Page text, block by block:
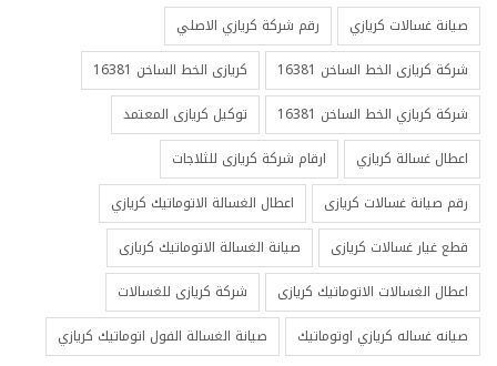
صيانة غسالات كريازي
رقم شركة كريازي الاصلي
شركة كريازى الخط الساخن 16381
كريازى الخط الساخن 16381
شركة كريازي الخط الساخن 16381
توكيل كريازى المعتمد
اعطال غسالة كريازي
ارقام شركة كريازى للثلاجات
رقم صيانة غسالات كريازى
اعطال الغسالة الاتوماتيك كريازي
قطع غيار غسالات كريازى
صيانة الغسالة الاتوماتيك كريازى
اعطال الغسالات الاتوماتيك كريازى
شركة كريازى للغسالات
صيانه غساله كريازي اوتوماتيك
صيانة الغسالة الفول اتوماتيك كريازي